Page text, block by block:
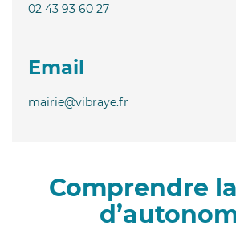
02 43 93 60 27
Email
mairie@vibraye.fr
Comprendre